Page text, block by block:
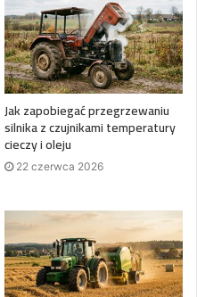
Jak zapobiegać przegrzewaniu
silnika z czujnikami temperatury
cieczy i oleju
22 czerwca 2026